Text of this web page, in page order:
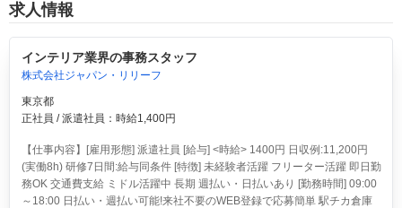
求人情報
インテリア業界の事務スタッフ
株式会社ジャパン・リリーフ
東京都
正社員 / 派遣社員：時給1,400円
【仕事内容】[雇用形態] 派遣社員 [給与] <時給> 1400円 日収例:11,200円
(実働8h) 研修7日間:給与同条件 [特徴] 未経験者活躍 フリーター活躍 即日勤
務OK 交通費支給 ミドル活躍中 長期 週払い・日払いあり [勤務時間] 09:00
～18:00 日払い・週払い可能!来社不要のWEB登録で応募簡単 駅チカ倉庫